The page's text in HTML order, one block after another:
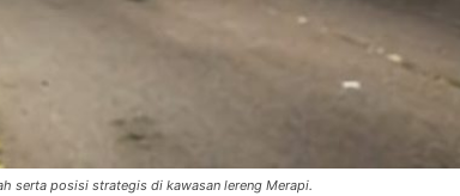
serta posisi strategis di kawasan lereng Merapi.